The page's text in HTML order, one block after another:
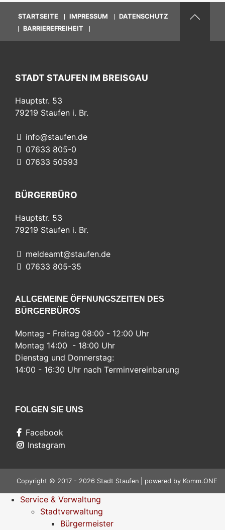
STARTSEITE IMPRESSUM
DATENSCHUTZ
BARRIEREFREIHEIT
STADT STAUFEN IM BREISGAU
Hauptstr. 53
79219 Staufen i. Br.
info@staufen.de
07633 805-0
07633 50593
BÜRGERBÜRO
Hauptstr. 53
79219 Staufen i. Br.
meldeamt@staufen.de
07633 805-35
ALLGEMEINE ÖFFNUNGSZEITEN DES
BÜRGERBÜROS
Montag - Freitag 08:00 - 12:00 Uhr
Montag 14:00 - 18:00 Uhr
Dienstag und Donnerstag:
14:00 - 16:30 Uhr nach Terminvereinbarung
FOLGEN SIE UNS
Facebook
Instagram
Copyright © 2017 - 2026 Stadt Staufen | powered by Komm.ONE
Service & Verwaltung
Stadtverwaltung
Bürgermeister